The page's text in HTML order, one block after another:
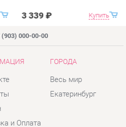
Акции
Весь мир